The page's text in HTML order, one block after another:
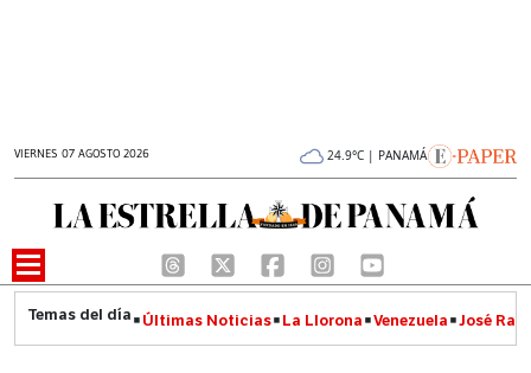
VIERNES 07 AGOSTO 2026 24.9°C | PANAMÁ
Últimas Noticias La Llorona Venezuela José